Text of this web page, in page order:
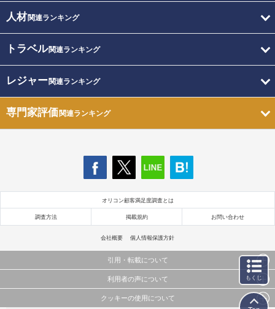
人材関連ランキング
トラベル関連ランキング
レジャー関連ランキング
専門家評価関連ランキング
オリコン顧客満足度調査とは
調査方法 掲載規約 お問い合わせ
会社概要 個人情報保護方針
引用・転載について
当サイトで公開されている情報（文字、写真、イラスト、画像データ等）及びこれらの配置・
これらの情報を権利者の許可なく無断転載・複製などの二次利用を行うことは固く禁じており
利用者の声について
当サイトに掲載している内容はすべてサービスの利用者が提出された見解・感想です。
クッキーの使用について
もくじ